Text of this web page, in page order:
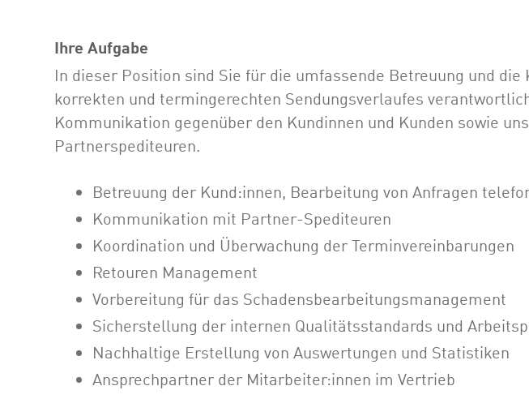
Ihre Aufgabe
In dieser Position sind Sie für die umfassende Betreuung und die
korrekten und termingerechten Sendungsverlaufes
Kommunikation gegenüber den Kundinnen und Kunden sowie
Partnerspediteuren.
Betreuung der Kund:innen, Bearbeitung von Anfragen
Kommunikation mit Partner-Spediteuren
Koordination und Überwachung der Terminvereinbarungen
Retouren Management
Vorbereitung für das Schadensbearbeitungsmanagement
Sicherstellung der internen Qualitätsstandards und
Nachhaltige Erstellung von Auswertungen und Statistiken
Ansprechpartner der Mitarbeiter:innen im Vertrieb